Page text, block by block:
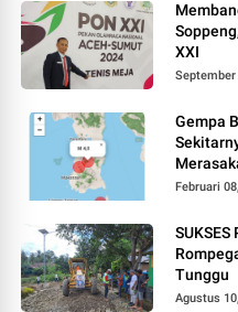
XXI
September
Gempa
Februari
Tunggu
Agustus